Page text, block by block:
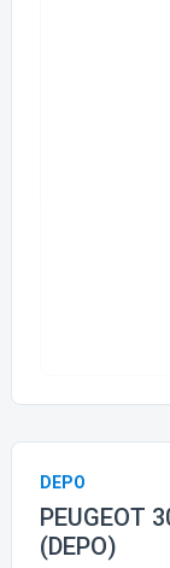
DEPO
PEUGEOT
(DEPO)